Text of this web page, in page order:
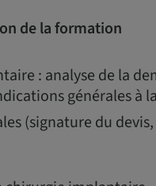
de la formation
: analyse de la
générales à
(signature du